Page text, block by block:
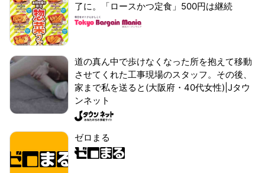
了に。「ロースかつ定食」500円は継続
道の真ん中で歩けなくなった所を抱えて移動
させてくれた工事現場のスタッフ。その後、
家まで私を送ると(大阪府・40代女性)|Jタウ
ンネット
ゼロまる